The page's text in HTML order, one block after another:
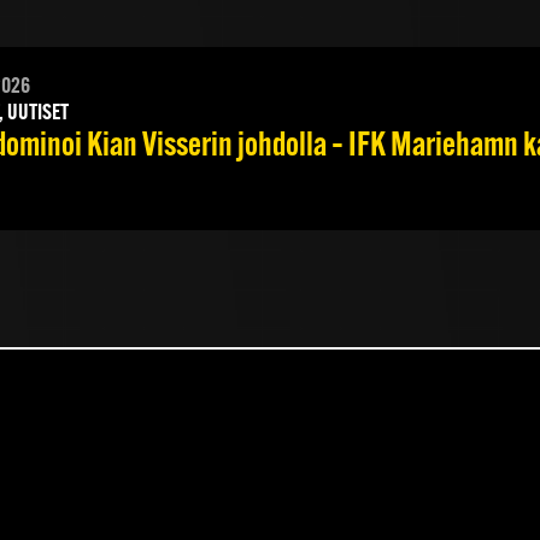
UUTISET
Kian Visserin johdolla – IFK Mariehamn